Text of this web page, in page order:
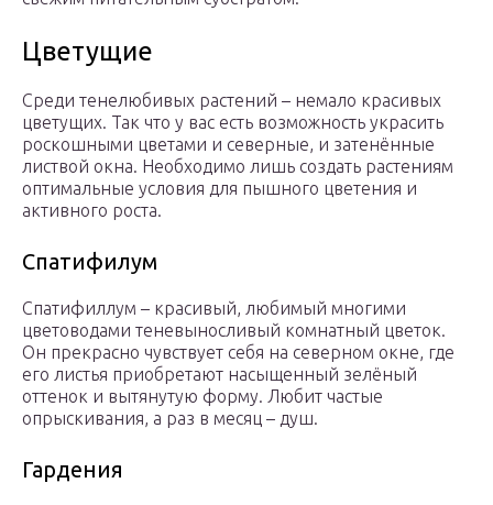
Цветущие
Среди тенелюбивых растений – немало красивых
цветущих. Так что у вас есть возможность украсить
роскошными цветами и северные, и затенённые
листвой окна. Необходимо лишь создать растениям
оптимальные условия для пышного цветения и
активного роста.
Спатифилум
Спатифиллум – красивый, любимый многими
цветоводами теневыносливый комнатный цветок.
Он прекрасно чувствует себя на северном окне, где
его листья приобретают насыщенный зелёный
оттенок и вытянутую форму. Любит частые
опрыскивания, а раз в месяц – душ.
Гардения